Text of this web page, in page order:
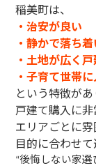
稲美町は、
・治安が良い
・静かで落ち
・土地が広く
・子育て世帯
という特徴があ
戸建て購入に非
エリアごとに雰
目的に合わせて
“後悔しない家選